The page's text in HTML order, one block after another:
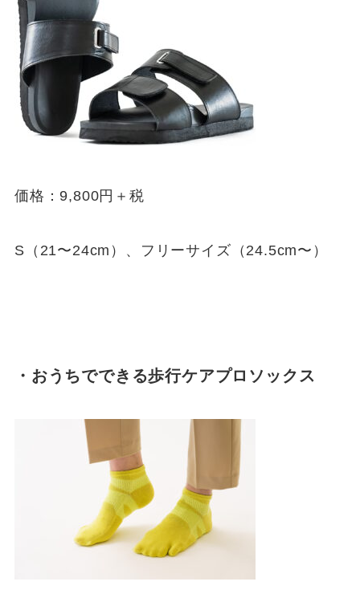
価格：9,800円＋税
S（21〜24cm）、フリーサイズ（24.5cm〜）
・おうちでできる歩行ケアプロソックス